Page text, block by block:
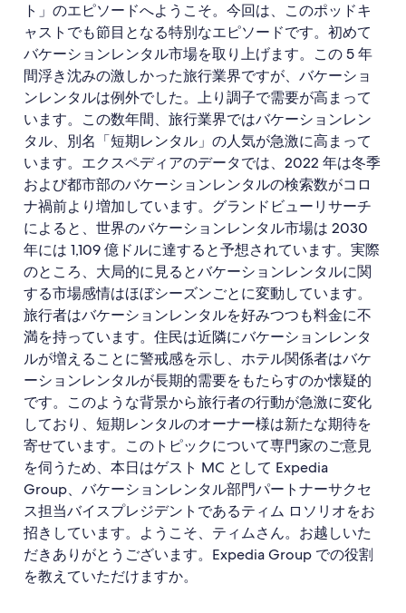
ト」のエピソードへようこそ。今回は、このポッドキ
ャストでも節目となる特別なエピソードです。初めて
バケーションレンタル市場を取り上げます。この 5 年
間浮き沈みの激しかった旅行業界ですが、バケーショ
ンレンタルは例外でした。上り調子で需要が高まって
います。この数年間、旅行業界ではバケーションレン
タル、別名「短期レンタル」の人気が急激に高まって
います。エクスペディアのデータでは、2022 年は冬季
および都市部のバケーションレンタルの検索数がコロ
ナ禍前より増加しています。グランドビューリサーチ
によると、世界のバケーションレンタル市場は 2030
年には 1,109 億ドルに達すると予想されています。実際
のところ、大局的に見るとバケーションレンタルに関
する市場感情はほぼシーズンごとに変動しています。
旅行者はバケーションレンタルを好みつつも料金に不
満を持っています。住民は近隣にバケーションレンタ
ルが増えることに警戒感を示し、ホテル関係者はバケ
ーションレンタルが長期的需要をもたらすのか懐疑的
です。このような背景から旅行者の行動が急激に変化
しており、短期レンタルのオーナー様は新たな期待を
寄せています。このトピックについて専門家のご意見
を伺うため、本日はゲスト MC として Expedia
Group、バケーションレンタル部門パートナーサクセ
ス担当バイスプレジデントであるティム ロソリオをお
招きしています。ようこそ、ティムさん。お越しいた
だきありがとうございます。Expedia Group での役割
を教えていただけますか。